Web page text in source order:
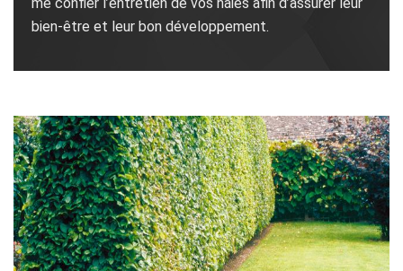
bien-être et leur bon développement.